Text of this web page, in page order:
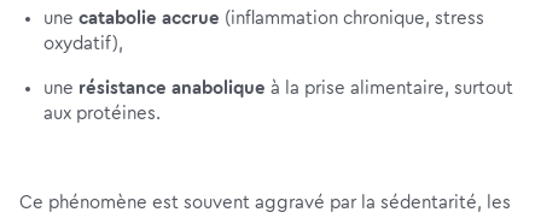
une catabolie accrue (inflammation chronique, stress
oxydatif),
une résistance anabolique à la prise alimentaire, surtout
aux protéines.
Ce phénomène est souvent aggravé par la sédentarité, les